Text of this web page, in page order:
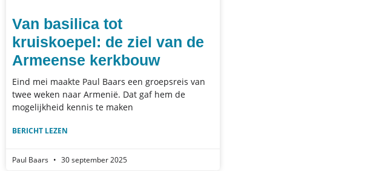
Van basilica tot
kruiskoepel: de ziel van de
Armeense kerkbouw
Eind mei maakte Paul Baars een groepsreis van
twee weken naar Armenië. Dat gaf hem de
mogelijkheid kennis te maken
BERICHT LEZEN
Paul Baars 30 september 2025